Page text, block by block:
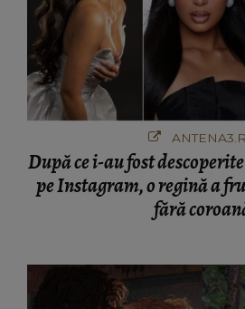
După ce i-au fost
pe Instagram, o regină a
fără